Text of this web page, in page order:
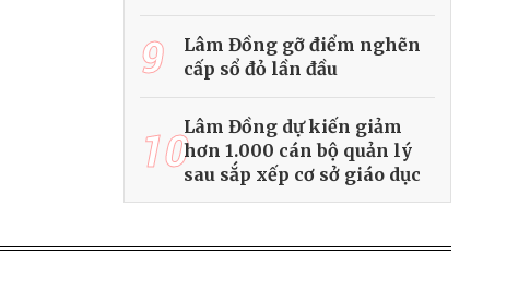
9
Lâm Đồng gỡ điểm nghẽn
cấp sổ đỏ lần đầu
10Lâm Đồng dự kiến giảm
hơn 1.000 cán bộ quản lý
sau sắp xếp cơ sở giáo dục